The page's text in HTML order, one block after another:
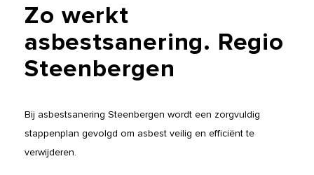
Zo werkt
asbestsanering. Regio
Steenbergen
Bij asbestsanering Steenbergen wordt een zorgvuldig
stappenplan gevolgd om asbest veilig en efficiënt te
verwijderen.